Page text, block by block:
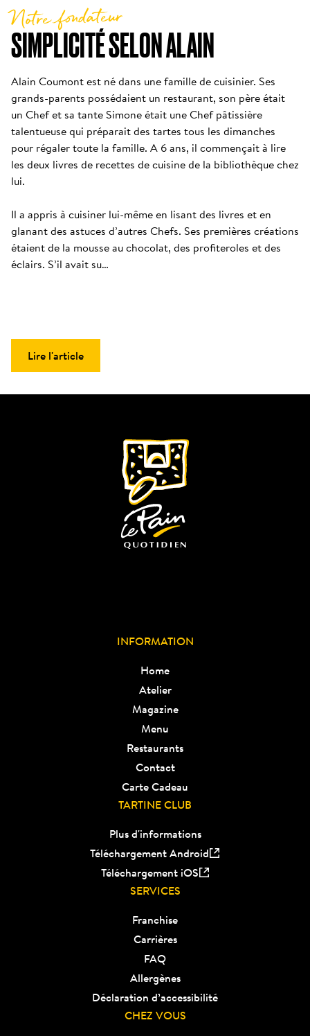
SIMPLICITÉ SELON ALAIN
Notre fondateur
Alain Coumont est né dans une famille de cuisinier. Ses
grands-parents possédaient un restaurant, son père était
un Chef et sa tante Simone était une Chef pâtissière
talentueuse qui préparait des tartes tous les dimanches
pour régaler toute la famille. A 6 ans, il commençait à lire
les deux livres de recettes de cuisine de la bibliothèque chez
lui.
Il a appris à cuisiner lui-même en lisant des livres et en
glanant des astuces d’autres Chefs. Ses premières créations
étaient de la mousse au chocolat, des profiteroles et des
éclairs. S’il avait su…
Lire l'article
INFORMATION
Home
Atelier
Magazine
Menu
Restaurants
Contact
Carte Cadeau
TARTINE CLUB
Plus d'informations
Téléchargement Android
Téléchargement iOS
SERVICES
Franchise
Carrières
FAQ
Allergènes
Déclaration d’accessibilité
CHEZ VOUS